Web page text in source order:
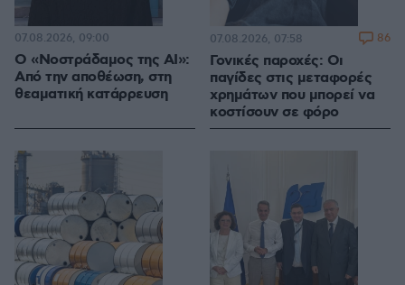
Ο «Νοστράδαμος της AI»:
Από την αποθέωση, στη
θεαματική κατάρρευση
07.08.2026, 09:00
Γονικές παροχές: Οι
παγίδες στις μεταφορές
χρημάτων που μπορεί να
κοστίσουν σε φόρο
07.08.2026, 07:58 86